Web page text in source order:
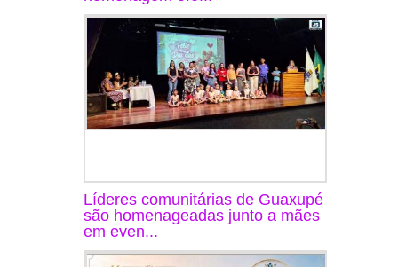
Líderes comunitárias de Guaxupé
são homenageadas junto a mães
em even...